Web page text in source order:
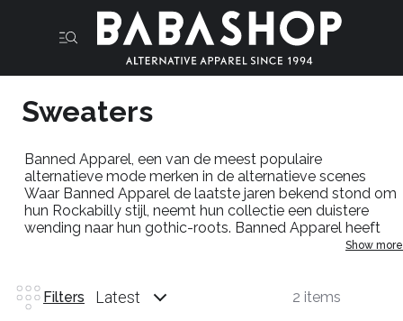
Sweaters
Banned Apparel, een van de meest populaire
alternatieve mode merken in de alternatieve scenes
Waar Banned Apparel de laatste jaren bekend stond om
hun Rockabilly stijl, neemt hun collectie een duistere
wending naar hungothic-roots. Banned Apparel heeft
een universele aantrekkingskracht op alternatieve mode
Show more
Filters Latest 2 items